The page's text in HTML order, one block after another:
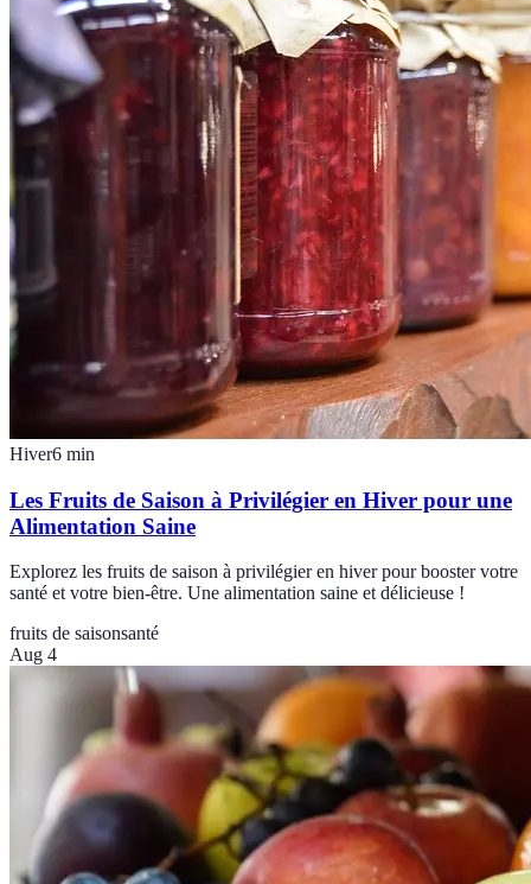
Hiver6 min
Les Fruits de Saison à Privilégier en Hiver pour une
Alimentation Saine
Explorez les fruits de saison à privilégier en hiver pour booster votre
santé et votre bien-être. Une alimentation saine et délicieuse !
fruits de saisonsanté
Aug 4